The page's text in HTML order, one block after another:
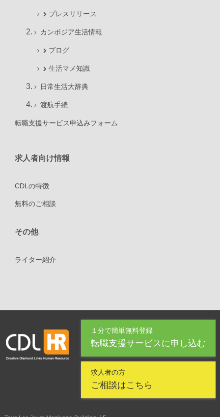
プレスリリース
カンボジア生活情報
ブログ
生活マメ知識
日常生活大辞典
渡航手続
転職支援サービス申込みフォーム
求人者向け情報
CDLの特徴
無料のご相談
その他
ライター紹介
１分で簡単無料登録
転職支援サービスに申し込む
求人者の方
ご相談はこちら